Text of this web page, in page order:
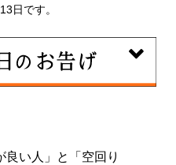
日です。
日。なんとなくではな
い人」と「空回り